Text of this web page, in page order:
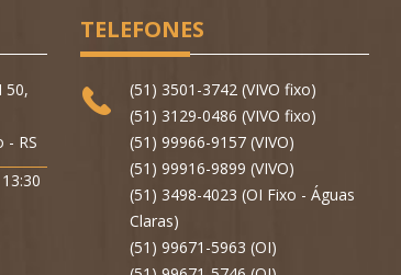
50,
- RS
TELEFONES
(51) 3501-3742 (VIVO fixo)
(51) 3129-0486 (VIVO fixo)
(51) 99966-9157 (VIVO)
(51) 99916-9899 (VIVO)
(51) 3498-4023 (OI Fixo - Águas
Claras)
(51) 99671-5963 (OI)